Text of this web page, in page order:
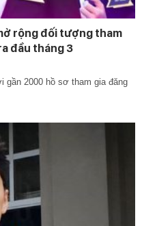
rộng đối tượng tham
đầu tháng 3
gần 2000 hồ sơ tham gia đăng